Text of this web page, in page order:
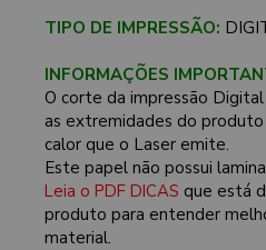
TIPO DE IMPRESSÃO:
INFORMAÇÕES
O corte da impressão
as extremidades do
calor que o Laser emite.
Este papel não possui
Leia o PDF DICAS que está
produto para entender
material.